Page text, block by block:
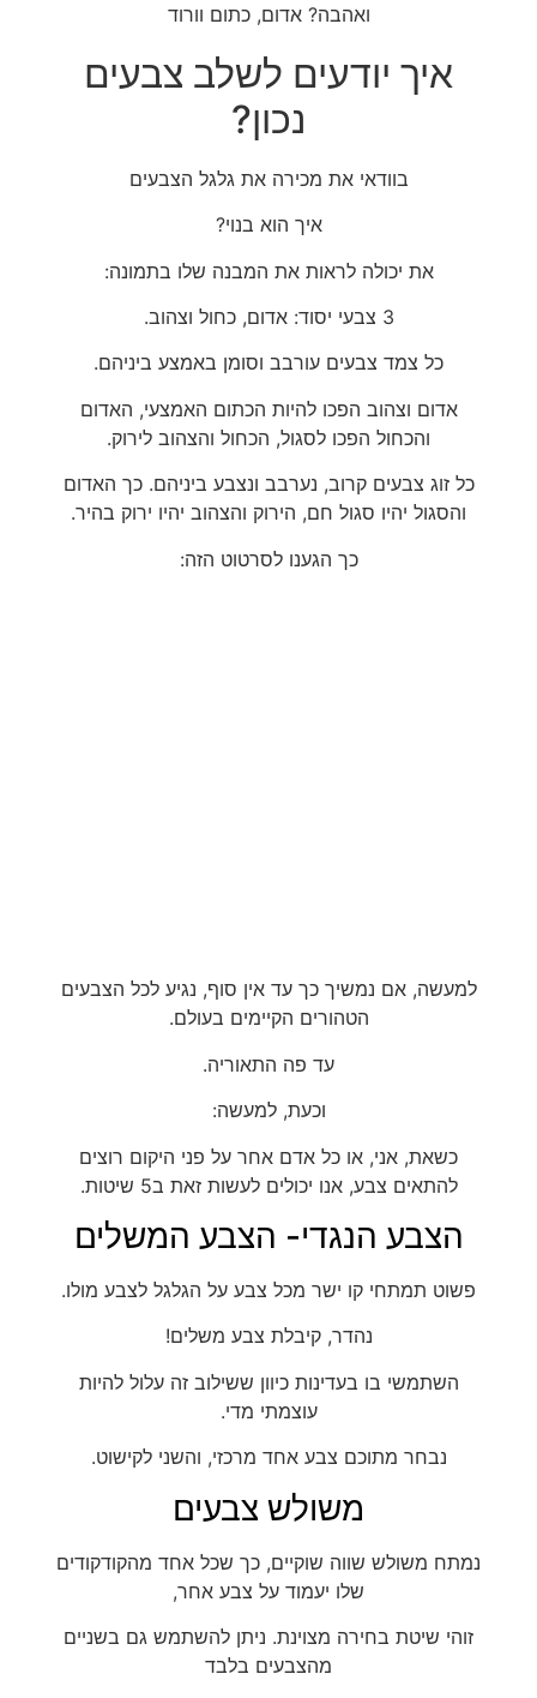
ואהבה? אדום, כתום וורוד
איך יודעים לשלב צבעים
נכון?
בוודאי את מכירה את גלגל הצבעים
איך הוא בנוי?
את יכולה לראות את המבנה שלו בתמונה:
כל צמד צבעים עורבב וסומן באמצע ביניהם.
אדום וצהוב הפכו להיות הכתום האמצעי, האדום
והכחול הפכו לסגול, הכחול והצהוב לירוק.
כל זוג צבעים קרוב, נערבב ונצבע ביניהם. כך האדום
והסגול יהיו סגול חם, הירוק והצהוב יהיו ירוק בהיר.
כך הגענו לסרטוט הזה:
למעשה, אם נמשיך כך עד אין סוף, נגיע לכל הצבעים
הטהורים הקיימים בעולם.
עד פה התאוריה.
וכעת, למעשה:
כשאת, אני, או כל אדם אחר על פני היקום רוצים
להתאים צבע, אנו יכולים לעשות זאת ב5 שיטות.
הצבע הנגדי- הצבע המשלים
פשוט תמתחי קו ישר מכל צבע על הגלגל לצבע מולו.
נהדר, קיבלת צבע משלים!
השתמשי בו בעדינות כיוון ששילוב זה עלול להיות
עוצמתי מדי.
נבחר מתוכם צבע אחד מרכזי, והשני לקישוט.
משולש צבעים
נמתח משולש שווה שוקיים, כך שכל אחד מהקודקודים
שלו יעמוד על צבע אחר,
זוהי שיטת בחירה מצוינת. ניתן להשתמש גם בשניים
מהצבעים בלבד